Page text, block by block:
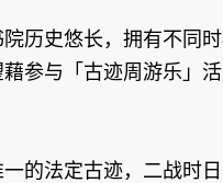
历史悠长，拥有不同
参与「古迹周游乐」
的法定古迹，二战时